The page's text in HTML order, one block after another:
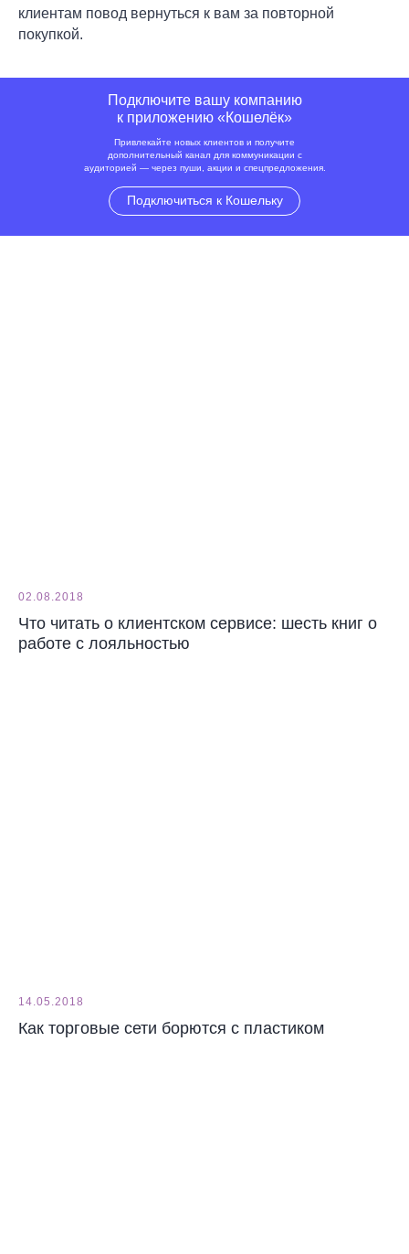
клиентам повод вернуться к вам за повторной
покупкой.
Подключите вашу компанию
к приложению «Кошелёк»
Привлекайте новых клиентов и получите
дополнительный канал для коммуникации с
аудиторией — через пуши, акции и спецпредложения.
Подключиться к Кошельку
02.08.2018
Что читать о клиентском сервисе: шесть книг о
работе с лояльностью
14.05.2018
Как торговые сети борются с пластиком